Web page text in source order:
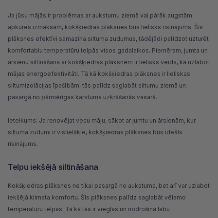
Ja jūsu mājās ir problēmas ar aukstumu ziemā vai pārāk augstām
apkures izmaksām, kokšķiedras plāksnes būs lielisks risinājums. Šīs
plāksnes efektīvi samazina siltuma zudumus, tādējādi palīdzot uzturēt
komfortablu temperatūru telpās visos gadalaikos. Piemēram, jumta un
ārsienu siltināšana ar kokšķiedras plāksnēm ir lielisks veids, kā uzlabot
mājas energoefektivitāti. Tā kā kokšķiedras plāksnes ir lieliskas
siltumizolācijas īpašībām, tās palīdz saglabāt siltumu ziemā un
pasargā no pārmērīgas karstuma uzkrāšanās vasarā.
Ieteikums: Ja renovējat vecu māju, sākot ar jumtu un ārsienām, kur
siltuma zudumi ir vislielākie, kokšķiedras plāksnes būs ideāls
risinājums.
Telpu iekšējā siltināšana
Kokšķiedras plāksnes ne tikai pasargā no aukstuma, bet arī var uzlabot
iekšējā klimata komfortu. Šīs plāksnes palīdz saglabāt vēlamo
temperatūru telpās. Tā kā tās ir vieglas un nodrošina labu